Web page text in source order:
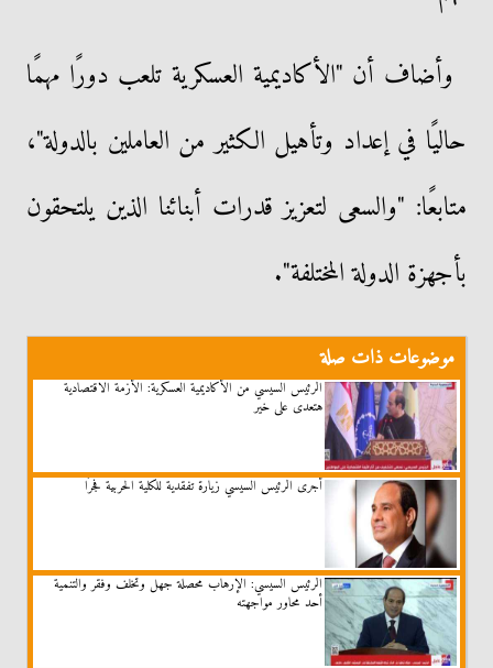
وأضاف أن "الأكاديمية العسكرية تلعب دورًا مهمًا
حاليًا في إعداد وتأهيل الكثير من العاملين بالدولة"،
متابعًا: "والسعى لتعزيز قدرات أبنائنا الذين يلتحقون
بأجهزة الدولة المختلفة".
موضوعات ذات صلة
الرئيس السيسي من الأكاديمية العسكرية: الأزمة الاقتصادية
هتعدى على خير
أجرى الرئيس السيسي زيارة تفقدية للكلية الحربية فجرًا
الرئيس السيسي: الإرهاب محصلة جهل وتخلف وفقر والتنمية
أحد محاور مواجهته